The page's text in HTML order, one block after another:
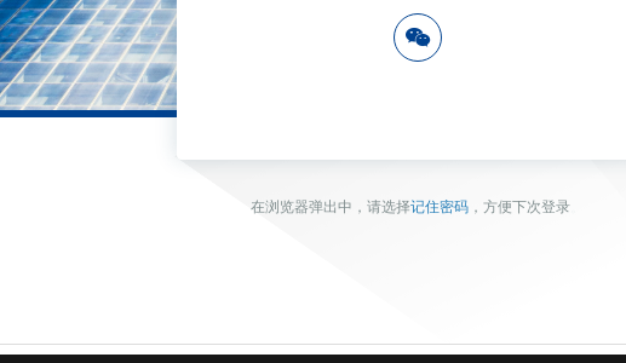
在浏览器弹出中，请选择记住密码，方便下次登录。
너